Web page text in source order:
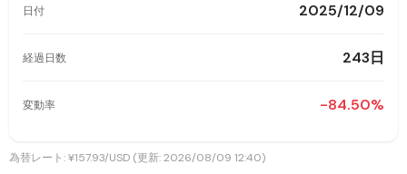
日付 2025/12/09
経過日数 243日
変動率 -84.50%
為替レート: ¥157.93/USD (更新: 2026/08/09 12:40)